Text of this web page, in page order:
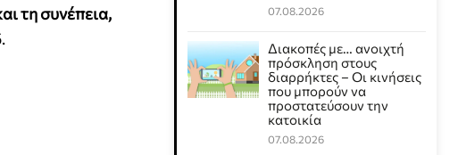
τη συνέπεια,
07.08.2026
Διακοπές με… ανοιχτή
πρόσκληση στους
διαρρήκτες – Οι κινήσεις
που μπορούν να
προστατεύσουν την
κατοικία
07.08.2026